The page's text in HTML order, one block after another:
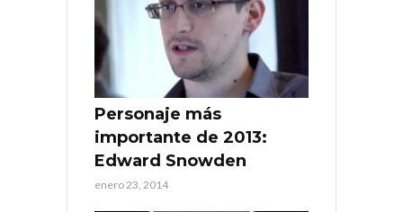
Personaje más
importante de 2013:
Edward Snowden
enero 23, 2014